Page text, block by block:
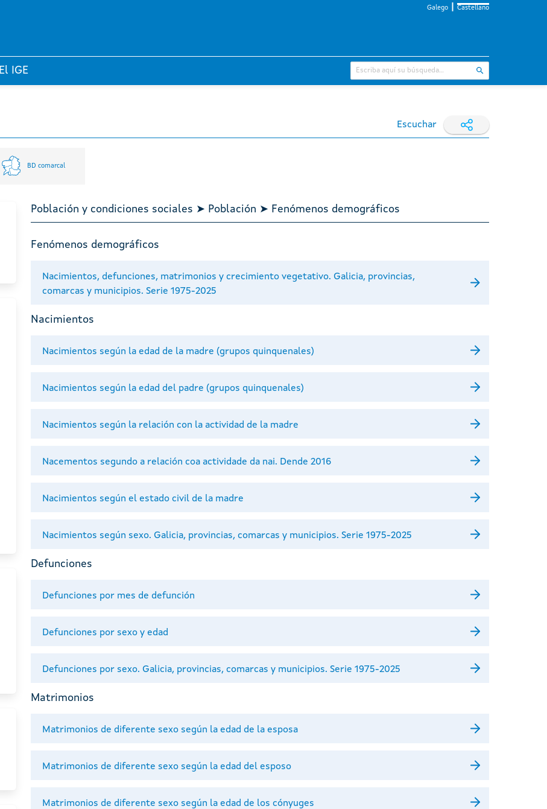
Galego Castellano
El IGE
Escuchar
BD comarcal
Población y condiciones sociales ➤ Población ➤ Fenómenos demográficos
Fenómenos demográficos
Nacimientos, defunciones, matrimonios y crecimiento vegetativo. Galicia, provincias,
comarcas y municipios. Serie 1975-2025
Nacimientos
Nacimientos según la edad de la madre (grupos quinquenales)
Nacimientos según la edad del padre (grupos quinquenales)
Nacimientos según la relación con la actividad de la madre
Nacementos segundo a relación coa actividade da nai. Dende 2016
Nacimientos según el estado civil de la madre
Nacimientos según sexo. Galicia, provincias, comarcas y municipios. Serie 1975-2025
Defunciones
Defunciones por mes de defunción
Defunciones por sexo y edad
Defunciones por sexo. Galicia, provincias, comarcas y municipios. Serie 1975-2025
Matrimonios
Matrimonios de diferente sexo según la edad de la esposa
Matrimonios de diferente sexo según la edad del esposo
Matrimonios de diferente sexo según la edad de los cónyuges